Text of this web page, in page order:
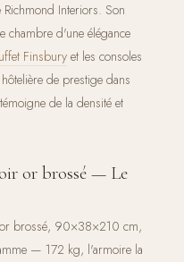
Interiors. Son
chambre d'une élégance
Finsbury et les consoles
de prestige dans
de la densité et
or brossé — Le
brossé, 90×38×210 cm,
— 172 kg, l'armoire la